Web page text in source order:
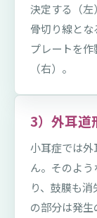
決定する（
骨切り線とな
プレートを
（右）。
3）外耳道
小耳症では
ん。そのよ
り、鼓膜も
の部分は発